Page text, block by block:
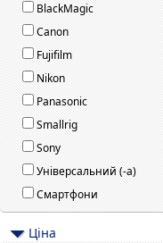
BlackMagic
Canon
Fujifilm
Nikon
Panasonic
Smallrig
Sony
Універсальний (-а)
Смартфони
Цiна